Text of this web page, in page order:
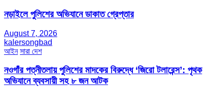
নড়াইলে পুলিশের অভিযানে ডাকাত গ্রেপ্তার
August 7, 2026
kalersongbad
আইন সারা দেশ
নওগাঁর পত্নীতলায় পুলিশের মাদকের বিরুদ্ধে ‘জিরো টলারেন্স’: পৃথক
অভিযানে ব্যবসায়ী সহ ৮ জন আটক